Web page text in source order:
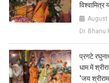
विश्वामित्र
August
Dr. Bhanu
प्रगटे
धाम में
‘जय